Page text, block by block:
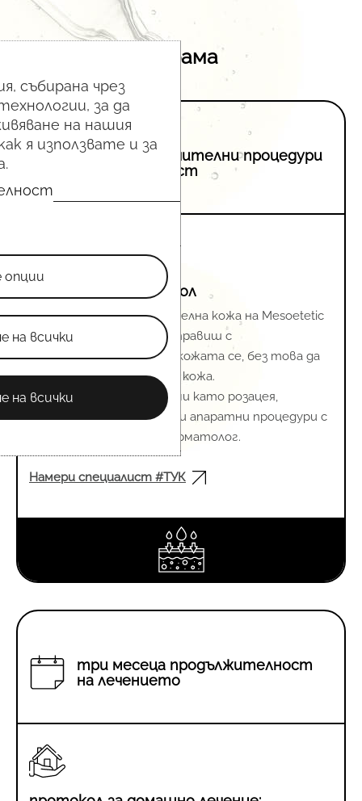
Примерна програма
три препоръчителни процедури
при специалист
медицински протокол
Пилингите за чувствителна кожа на Mesoetetic
са чудесен начин да се справиш с
несъвършенствата по кожата се, без това да
дразни деликатната ти кожа.
При специфични проблеми като розацея,
купероза са необходими и апаратни процедури с
PDL лазер или IPL при дерматолог.
Намери специалист #ТУК
три месеца продължителност
на лечението
събирана чрез
за да
на нашия
я използвате и за
опции
на всички
на всички